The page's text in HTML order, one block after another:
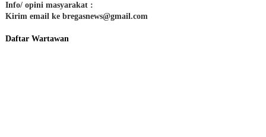
Info/ opini masyarakat :
Kirim email ke bregasnews@gmail.com
Daftar Wartawan